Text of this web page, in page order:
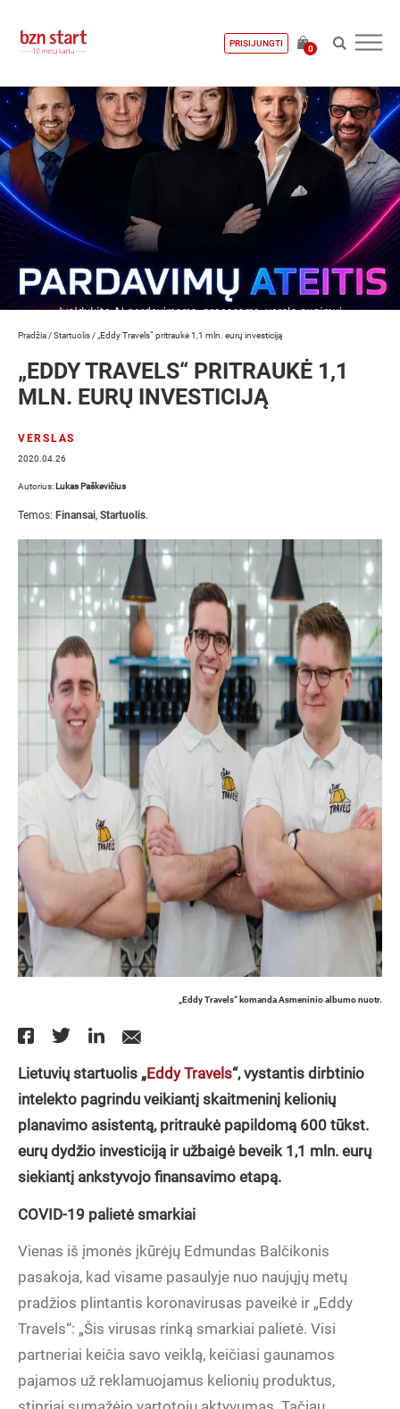
PRISIJUNGTI
0
Pradžia /Startuolis / „Eddy Travels“ pritraukė 1,1 mln. eurų investiciją
„EDDY TRAVELS“ PRITRAUKĖ 1,1
MLN. EURŲ INVESTICIJĄ
VERSLAS
2020.04.26
Autorius: Lukas Paškevičius
Temos: Finansai, Startuolis.
„Eddy Travels“ komanda Asmeninio albumo nuotr.
Lietuvių startuolis „Eddy Travels“, vystantis dirbtinio
intelekto pagrindu veikiantį skaitmeninį kelionių
planavimo asistentą, pritraukė papildomą 600 tūkst.
eurų dydžio investiciją ir užbaigė beveik 1,1 mln. eurų
siekiantį ankstyvojo finansavimo etapą.
COVID-19 palietė smarkiai
Vienas iš įmonės įkūrėjų Edmundas Balčikonis
pasakoja, kad visame pasaulyje nuo naujųjų metų
pradžios plintantis koronavirusas paveikė ir „Eddy
Travels“: „Šis virusas rinką smarkiai palietė. Visi
partneriai keičia savo veiklą, keičiasi gaunamos
pajamos už reklamuojamus kelionių produktus,